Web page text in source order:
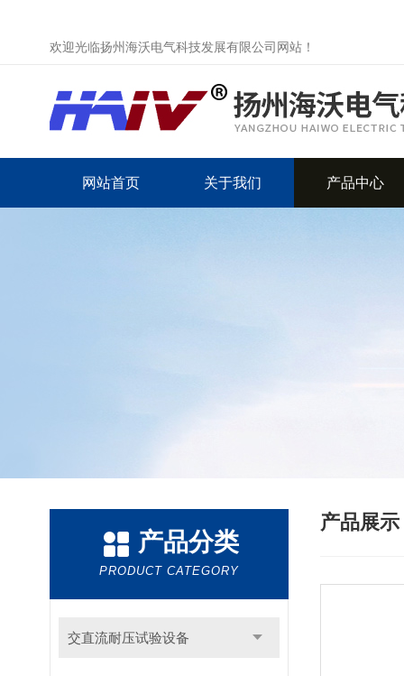
欢迎光临扬州海沃电气科技发展有限公司网站！
网站首页 关于我们 产品中心
产品分类
PRODUCT CATEGORY
交直流耐压试验设备
产品展示